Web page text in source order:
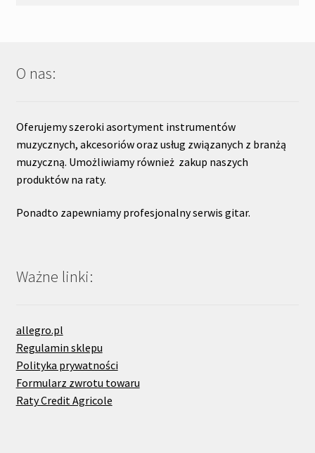
O nas:
Oferujemy szeroki asortyment instrumentów
muzycznych, akcesoriów oraz usług związanych z branżą
muzyczną. Umożliwiamy również zakup naszych
produktów na raty.
Ponadto zapewniamy profesjonalny serwis gitar.
Ważne linki:
allegro.pl
Regulamin sklepu
Polityka prywatności
Formularz zwrotu towaru
Raty Credit Agricole